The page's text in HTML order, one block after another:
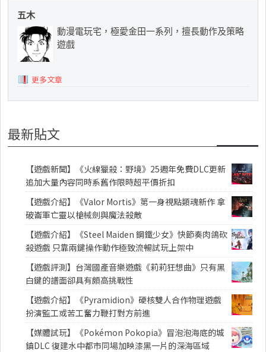
五木
動漫電玩宅，極愛金田一系列，擅長動作及策略
遊戲
更多文章
最新貼文
【遊戲新聞】《火線獵殺：野境》25週年免費DLC更新
追加大量內容同時系舊作限時超平價折扣
【遊戲介紹】《Valor Mortis》第一身視點類魂新作 拿
破崙軍亡靈以槍械劍與魔法殺敵
【遊戲介紹】《Steel Maiden 鋼鐵少女》快節奏肉鴿砍
殺遊戲 只靠兩鍵操作動作極致流暢試玩上架中
【遊戲評測】台灣國產音樂遊戲《莉莉狂想曲》只有黑
白鍵的譜面卻具有頗高挑戰性
【遊戲介紹】《Pyramidion》硬核雙人合作物理遊戲
扮演監工或苦工奮力鞭打對方前進
【媒體試玩】《Pokémon Pokopia》冒泡泡海底的城
鎮DLC 復建水中都市同場加映漆黑一片的深海區域